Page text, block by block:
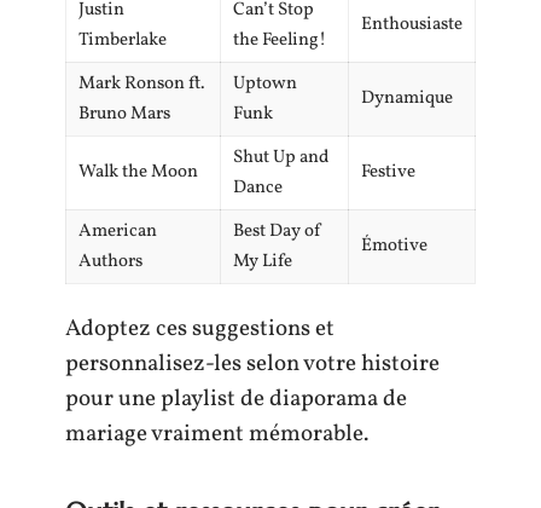
Justin
Timberlake
Can’t Stop
the Feeling!
Enthousiaste
Mark Ronson ft.
Bruno Mars
Uptown
Funk
Dynamique
Walk the Moon
Shut Up and
Dance
Festive
American
Authors
Best Day of
My Life
Émotive
Adoptez ces suggestions et
personnalisez-les selon votre histoire
pour une playlist de diaporama de
mariage vraiment mémorable.